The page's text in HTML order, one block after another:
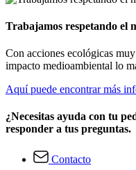
Trabajamos respetando el
Con acciones ecológicas
impacto medioambiental lo
Aquí puede encontrar más
¿Necesitas ayuda con tu
responder a tus preguntas.
Contacto